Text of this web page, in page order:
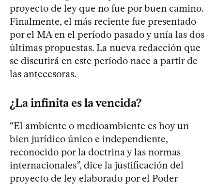
proyecto de ley que no fue por buen camino.
Finalmente, el más reciente fue presentado
por el MA en el período pasado y unía las dos
últimas propuestas. La nueva redacción que
se discutirá en este período nace a partir de
las antecesoras.
¿La infinita es la vencida?
“El ambiente o medioambiente es hoy un
bien jurídico único e independiente,
reconocido por la doctrina y las normas
internacionales”, dice la justificación del
proyecto de ley elaborado por el Poder